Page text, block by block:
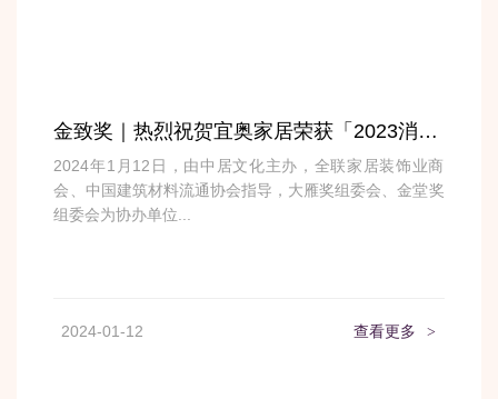
金致奖｜热烈祝贺宜奥家居荣获「2023消费者口碑奖」
2024年1月12日，由中居文化主办，全联家居装饰业商
会、中国建筑材料流通协会指导，大雁奖组委会、金堂奖
组委会为协办单位...
2024-01-12 查看更多 >